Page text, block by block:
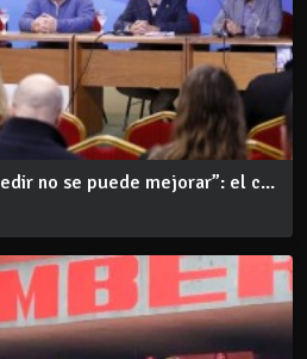
no se puede mejorar”: el c...